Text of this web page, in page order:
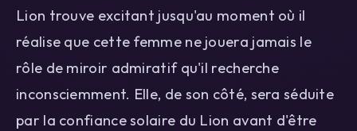
Lion trouve excitant jusqu'au moment où il
réalise que cette femme ne jouera jamais le
rôle de miroir admiratif qu'il recherche
inconsciemment. Elle, de son côté, sera séduite
par la confiance solaire du Lion avant d'être